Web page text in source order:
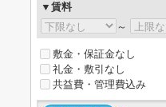
▼賃料
～
敷金・保証金なし
礼金・敷引なし
共益費・管理費込み